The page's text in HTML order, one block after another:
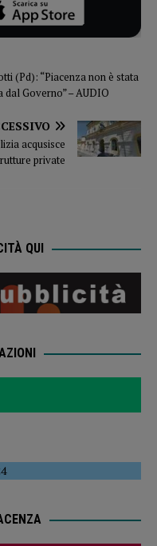
(Pd): “Piacenza non è stata
dal Governo” – AUDIO
acqusisce
private
QUI